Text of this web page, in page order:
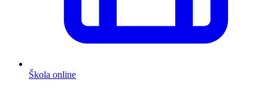
Škola online